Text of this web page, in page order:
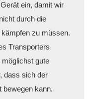
ein, damit wir
durch die
zu müssen.
Transporters
gute
dass sich der
bewegen kann.